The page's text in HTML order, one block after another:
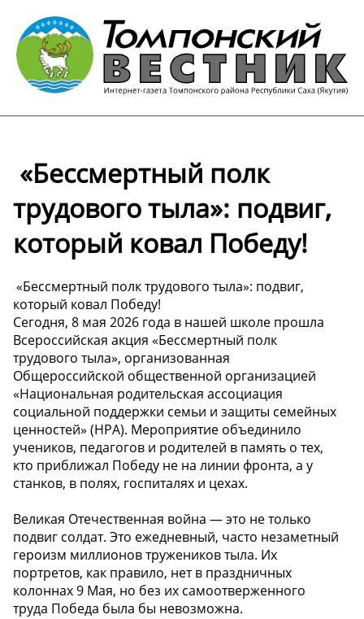
️ «Бессмертный полк
трудового тыла»: подвиг,
который ковал Победу!
️ «Бессмертный полк трудового тыла»: подвиг,
который ковал Победу!
Сегодня, 8 мая 2026 года в нашей школе прошла
Всероссийская акция «Бессмертный полк
трудового тыла», организованная
Общероссийской общественной организацией
«Национальная родительская ассоциация
социальной поддержки семьи и защиты семейных
ценностей» (НРА). Мероприятие объединило
учеников, педагогов и родителей в память о тех,
кто приближал Победу не на линии фронта, а у
станков, в полях, госпиталях и цехах.
Великая Отечественная война — это не только
подвиг солдат. Это ежедневный, часто незаметный
героизм миллионов тружеников тыла. Их
портретов, как правило, нет в праздничных
колоннах 9 Мая, но без их самоотверженного
труда Победа была бы невозможна.